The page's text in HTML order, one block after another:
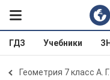
ГДЗ Учебники
Геометрия 7 класс А.